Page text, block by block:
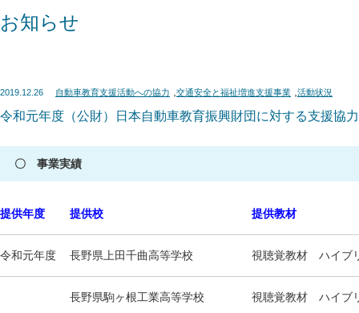
お知らせ
2019.12.26 自動車教育支援活動への協力 交通安全と福祉増進支援事業 活動状況
令和元年度（公財）日本自動車教育振興財団に対する支援協
〇 事業実績
提供年度 提供校 提供教材
令和元年度 長野県上田千曲高等学校 視聴覚教材 ハイ
長野県駒ヶ根工業高等学校 視聴覚教材 ハイ